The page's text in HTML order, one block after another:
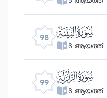
98 ﰏ
8 ആയത്ത്
99 ﰐ
8 ആയത്ത്